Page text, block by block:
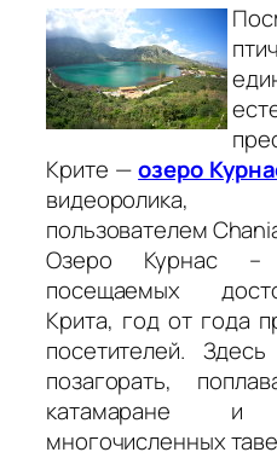
Крите —озеро
видеоролика,
пользователем
Озеро Курнас
посещаемых
Крита, год от года
посетителей.
позагорать,
катамаране
многочисленных